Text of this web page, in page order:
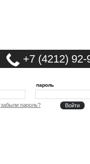
+7 (4212) 92-
пароль
забыли пароль?